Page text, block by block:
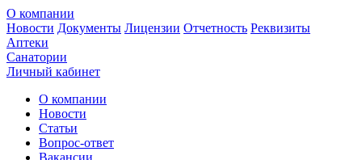
О компании
Новости Документы Лицензии Отчетность Реквизиты
Аптеки
Санатории
Личный кабинет
О компании
Новости
Статьи
Вопрос-ответ
Вакансии